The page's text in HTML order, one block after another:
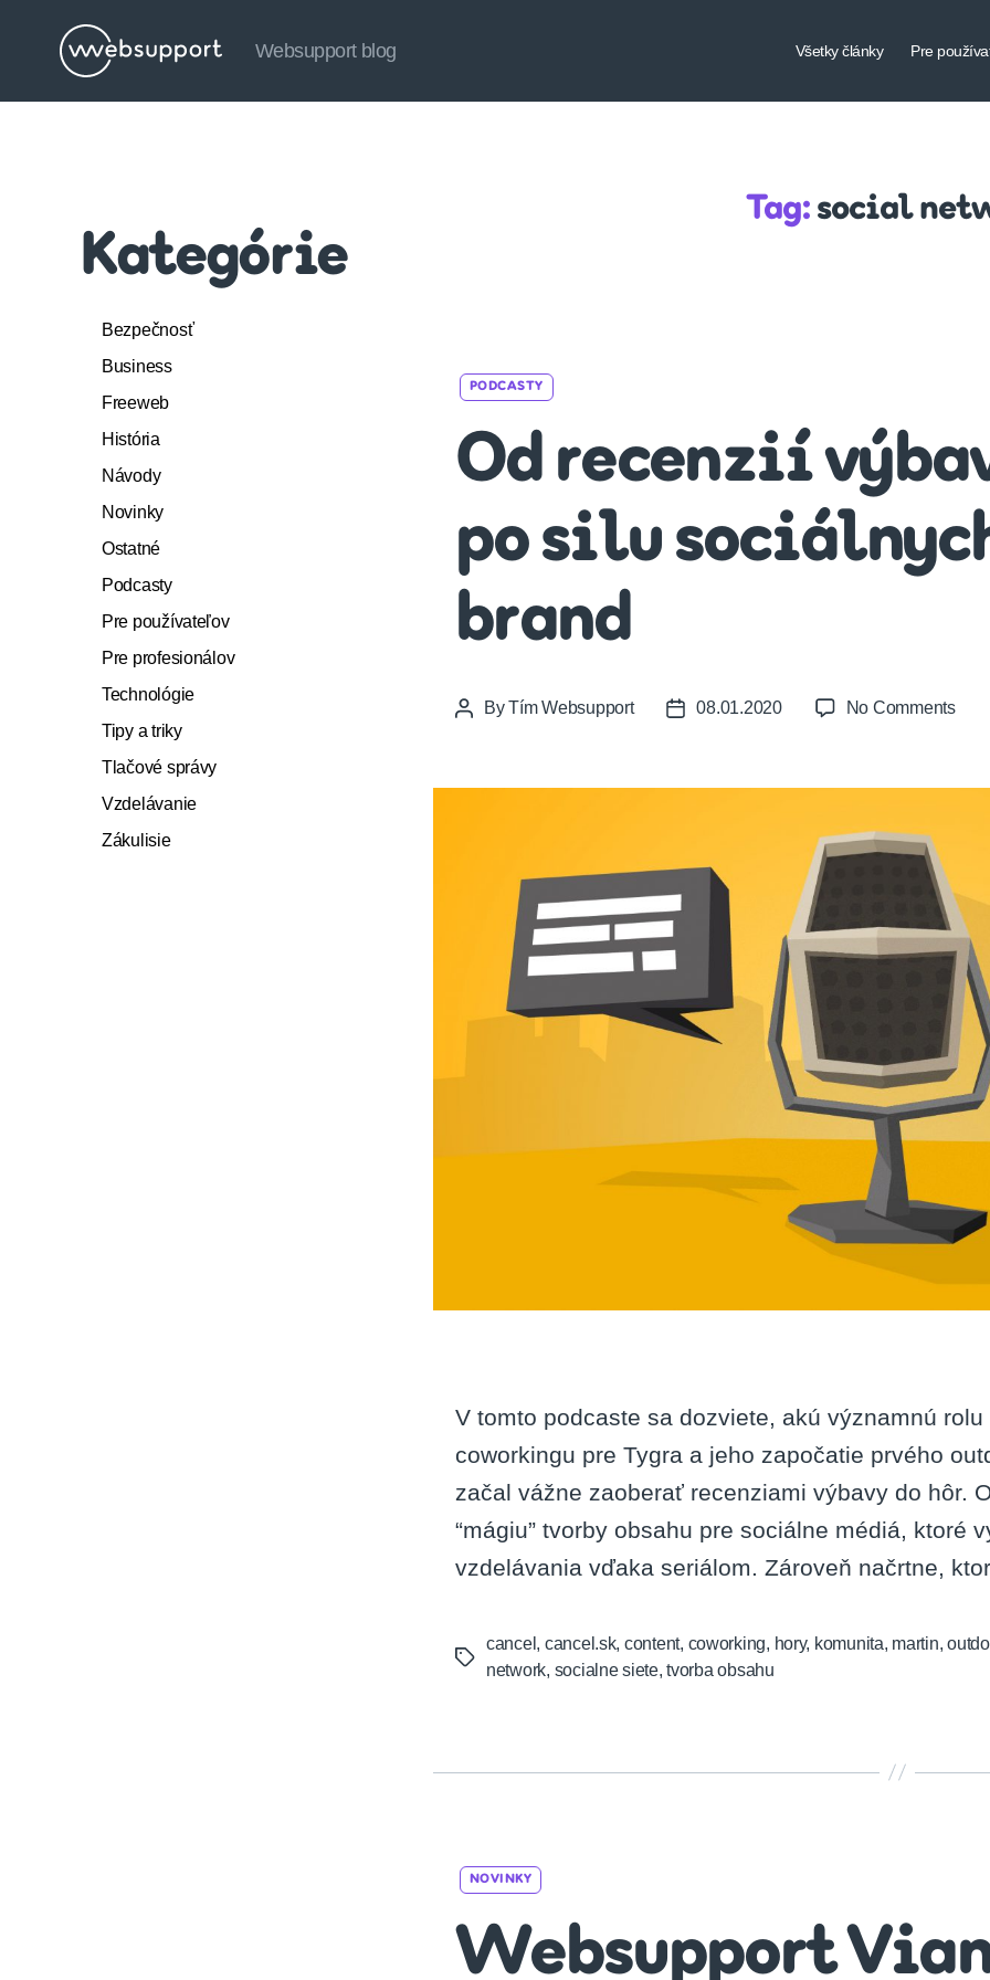
Websupport
Websupport blog Všetky články Pre
Kategórie
Bezpečnosť
Business
Freeweb
História
Návody
Novinky
Ostatné
Podcasty
Pre používateľov
Pre profesionálov
Technológie
Tipy a triky
Tlačové správy
Vzdelávanie
Zákulisie
Tag: social
PODCASTY
Od recenzií
po silu
brand
PostByTím Websupport
Post08.01.2020 No Commentson
po
silu
médií
pre
V tomto podcaste sa dozviete, akú významnú
coworkingu pre Tygra a jeho započatie prvého
začal vážne zaoberať recenziami výbavy do hôr.
“mágiu” tvorby obsahu pre sociálne médiá, ktoré
vzdelávania vďaka seriálom. Zároveň načrtne,
Tags
cancel , cancel.sk, content, coworking, hory, komunita, martin,
network, socialne siete,tvorba obsahu
NOVINKY
Websupport